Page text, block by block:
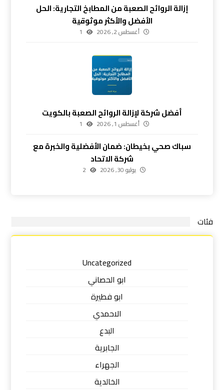
إزالة الروائح الصعبة من المطابخ التجارية: الحل
الأفضل والأكثر موثوقية
أغسطس 2, 2026 1
أفضل شركة لإزالة الروائح الصعبة بالكويت
أغسطس 1, 2026 1
سباك صحي بخيطان: ضمان الأفضلية والخبرة مع
شركة الاتحاد
يوليو 30, 2026 2
فئات
Uncategorized
ابو الحصاني
ابو فطيرة
الاحمدي
البدع
الجابرية
الجهراء
الخالدية